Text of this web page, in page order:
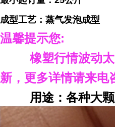
成型工艺：蒸气发泡成型
温馨提示您:
橡塑行情波动
新， 更多详情请来电
用途：各种大